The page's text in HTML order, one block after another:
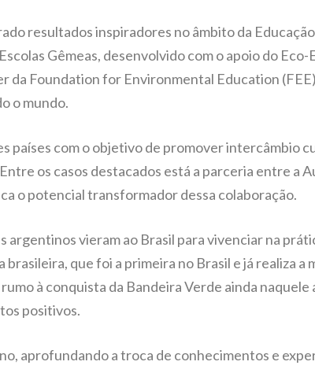
resultados inspiradores no âmbito da
Gêmeas, desenvolvido com o apoio do
Foundation for Environmental Education
o mundo.
com o objetivo de promover intercâmbio
os casos destacados está a parceria entre a
o potencial transformador dessa colaboração.
vieram ao Brasil para vivenciar na
que foi a primeira no Brasil e já realiza a
à conquista da Bandeira Verde ainda
positivos.
aprofundando a troca de conhecimentos e